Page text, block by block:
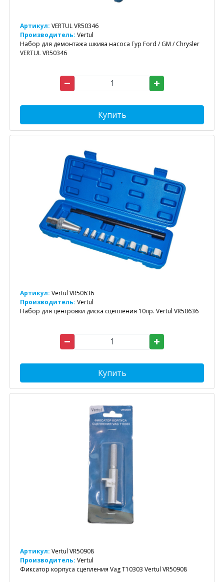
Артикул: VERTUL VR50346
Производитель: Vertul
Набор для демонтажа шкива насоса Гур Ford / GM / Chrysler
VERTUL VR50346
Купить
Артикул: Vertul VR50636
Производитель: Vertul
Набор для центровки диска сцепления 10пр. Vertul VR50636
Купить
Артикул: Vertul VR50908
Производитель: Vertul
Фиксатор корпуса сцепления Vag T10303 Vertul VR50908